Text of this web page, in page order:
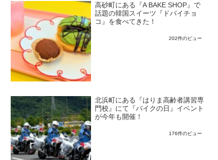
高砂町にある『A BAKE SHOP』で
話題の韓国スイーツ『ドバイチョ
コ』を食べてきた！
202件のビュー
北浜町にある『はりま高齢者講習専
門校』にて『バイクの日』イベント
が今年も開催！
176件のビュー